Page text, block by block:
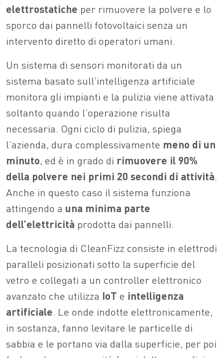
elettrostatiche per rimuovere la polvere e lo
sporco dai pannelli fotovoltaici senza un
intervento diretto di operatori umani.
Un sistema di sensori monitorati da un
sistema basato sull’intelligenza artificiale
monitora gli impianti e la pulizia viene attivata
soltanto quando l’operazione risulta
necessaria. Ogni ciclo di pulizia, spiega
l’azienda, dura complessivamente meno di un
minuto, ed è in grado di rimuovere il 90%
della polvere nei primi 20 secondi di attività.
Anche in questo caso il sistema funziona
attingendo a una minima parte
dell’elettricità prodotta dai pannelli.
La tecnologia di CleanFizz consiste in elettrodi
paralleli posizionati sotto la superficie del
vetro e collegati a un controller elettronico
avanzato che utilizza IoT e intelligenza
artificiale. Le onde indotte elettronicamente,
in sostanza, fanno levitare le particelle di
sabbia e le portano via dalla superficie, per poi